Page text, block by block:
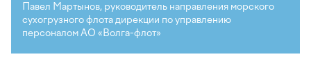
Павел Мартынов, руководитель направления морского
сухогрузного флота дирекции по управлению
персоналом АО «Волга-флот»